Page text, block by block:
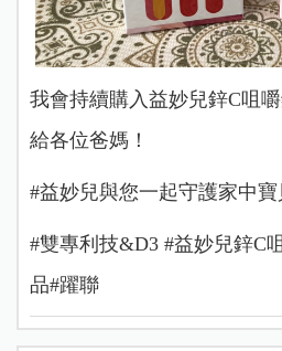
我會持續購入益妙兒鋅C咀
給各位爸媽！
#益妙兒與您一起守護家中寶
#雙專利技&D3 #益妙兒鋅C
品#躍聯